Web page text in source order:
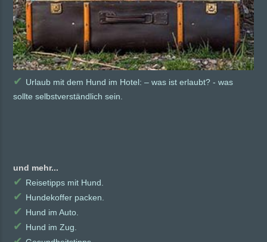
✔ Urlaub mit dem Hund im Hotel: – was ist erlaubt? - was
sollte selbstverständlich sein.
und mehr...
✔ Reisetipps mit Hund.
✔ Hundekoffer packen.
✔ Hund im Auto.
✔ Hund im Zug.